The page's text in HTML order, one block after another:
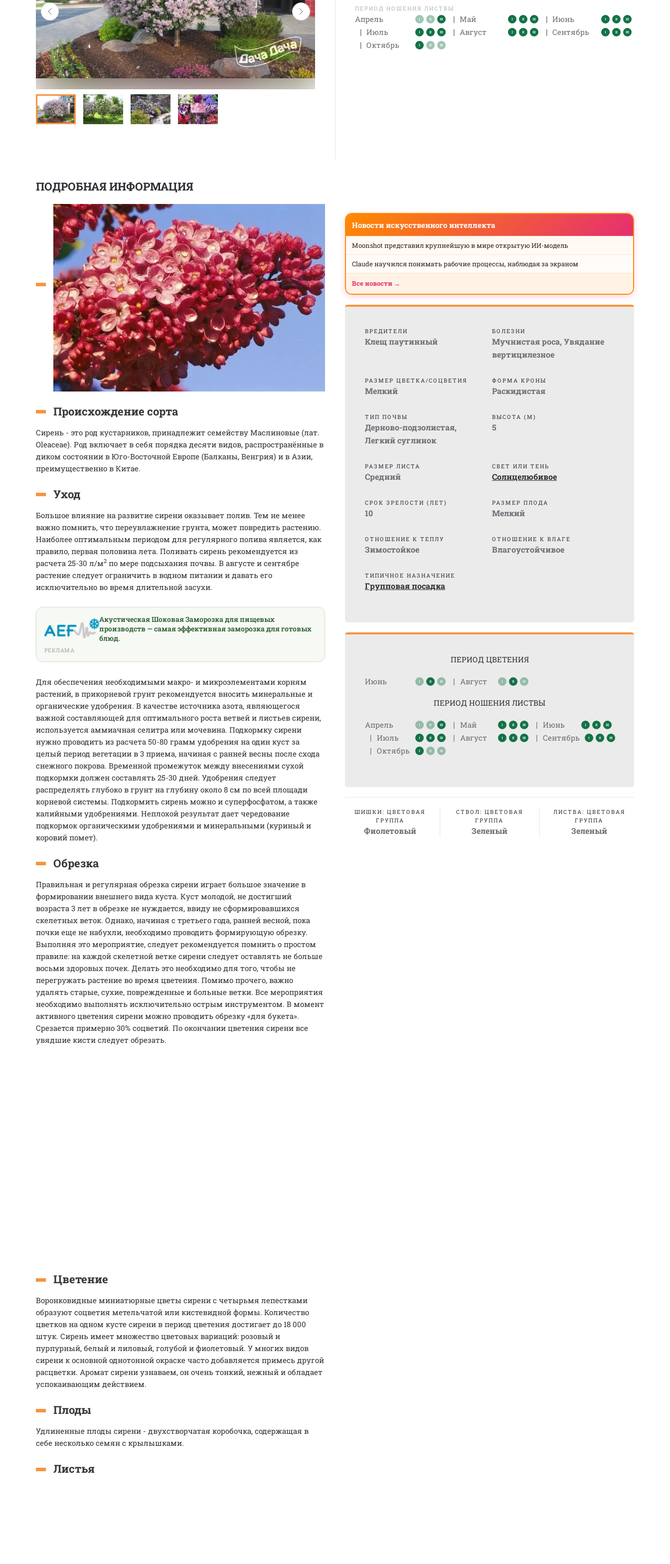
ПЕРИОД НОШЕНИЯ ЛИСТВЫ
Апрель | Май | Июнь
| Июль | Август | Сентябрь
| Октябрь
ПОДРОБНАЯ ИНФОРМАЦИЯ
Происхождение сорта
Сирень - это род кустарников, принадлежит семейству Маслиновые (лат.
Oleaceae). Род включает в себя порядка десяти видов, распространённые в
диком состоянии в Юго-Восточной Европе (Балканы, Венгрия) и в Азии,
преимущественно в Китае.
Уход
Большое влияние на развитие сирени оказывает полив. Тем не менее
важно помнить, что переувлажнение грунта, может повредить растению.
Наиболее оптимальным периодом для регулярного полива является, как
правило, первая половина лета. Поливать сирень рекомендуется из
расчета 25-30 л/м2 по мере подсыхания почвы. В августе и сентябре
растение следует ограничить в водном питании и давать его
исключительно во время длительной засухи.
Акустическая Шоковая Заморозка для пищевых
производств — самая эффективная заморозка для готовых
блюд.
РЕКЛАМА
Для обеспечения необходимыми макро- и микроэлементами корням
растений, в прикорневой грунт рекомендуется вносить минеральные и
органические удобрения. В качестве источника азота, являющегося
важной составляющей для оптимального роста ветвей и листьев сирени,
используется аммиачная селитра или мочевина. Подкормку сирени
нужно проводить из расчета 50-80 грамм удобрения на один куст за
целый период вегетации в 3 приема, начиная с ранней весны после схода
снежного покрова. Временной промежуток между внесениями сухой
подкормки должен составлять 25-30 дней. Удобрения следует
распределять глубоко в грунт на глубину около 8 см по всей площади
корневой системы. Подкормить сирень можно и суперфосфатом, а также
калийными удобрениями. Неплохой результат дает чередование
подкормок органическими удобрениями и минеральными (куриный и
коровий помет).
Обрезка
Правильная и регулярная обрезка сирени играет большое значение в
формировании внешнего вида куста. Куст молодой, не достигший
возраста 3 лет в обрезке не нуждается, ввиду не сформировавшихся
скелетных веток. Однако, начиная с третьего года, ранней весной, пока
почки еще не набухли, необходимо проводить формирующую обрезку.
Выполняя это мероприятие, следует рекомендуется помнить о простом
правиле: на каждой скелетной ветке сирени следует оставлять не больше
восьми здоровых почек. Делать это необходимо для того, чтобы не
перегружать растение во время цветения. Помимо прочего, важно
удалять старые, сухие, поврежденные и больные ветки. Все мероприятия
необходимо выполнять исключительно острым инструментом. В момент
активного цветения сирени можно проводить обрезку «для букета».
Срезается примерно 30% соцветий. По окончании цветения сирени все
увядшие кисти следует обрезать.
Цветение
Воронковидные миниатюрные цветы сирени с четырьмя лепестками
образуют соцветия метельчатой или кистевидной формы. Количество
цветков на одном кусте сирени в период цветения достигает до 18 000
штук. Сирень имеет множество цветовых вариаций: розовый и
пурпурный, белый и лиловый, голубой и фиолетовый. У многих видов
сирени к основной однотонной окраске часто добавляется примесь другой
расцветки. Аромат сирени узнаваем, он очень тонкий, нежный и обладает
успокаивающим действием.
Плоды
Удлиненные плоды сирени - двухстворчатая коробочка, содержащая в
себе несколько семян с крылышками.
Листья
Новости искусственного интеллекта
Moonshot представил крупнейшую в мире открытую ИИ-модель
Claude научился понимать рабочие процессы, наблюдая за экраном
Все новости →
ВРЕДИТЕЛИ
Клещ паутинный
БОЛЕЗНИ
Мучнистая роса, Увядание
вертицилезное
РАЗМЕР ЦВЕТКА/СОЦВЕТИЯ
Мелкий
ФОРМА КРОНЫ
Раскидистая
ТИП ПОЧВЫ
Дерново-подзолистая,
Легкий суглинок
ВЫСОТА (М)
5
РАЗМЕР ЛИСТА
Средний
СВЕТ ИЛИ ТЕНЬ
Солнцелюбивое
СРОК ЗРЕЛОСТИ (ЛЕТ)
10
РАЗМЕР ПЛОДА
Мелкий
ОТНОШЕНИЕ К ТЕПЛУ
Зимостойкое
ОТНОШЕНИЕ К ВЛАГЕ
Влагоустойчивое
ТИПИЧНОЕ НАЗНАЧЕНИЕ
Групповая посадка
ПЕРИОД ЦВЕТЕНИЯ
Июнь | Август
ПЕРИОД НОШЕНИЯ ЛИСТВЫ
Апрель | Май | Июнь
| Июль | Август | Сентябрь
| Октябрь
ШИШКИ: ЦВЕТОВАЯ
ГРУППА
Фиолетовый
СТВОЛ: ЦВЕТОВАЯ
ГРУППА
Зеленый
ЛИСТВА: ЦВЕТОВАЯ
ГРУППА
Зеленый